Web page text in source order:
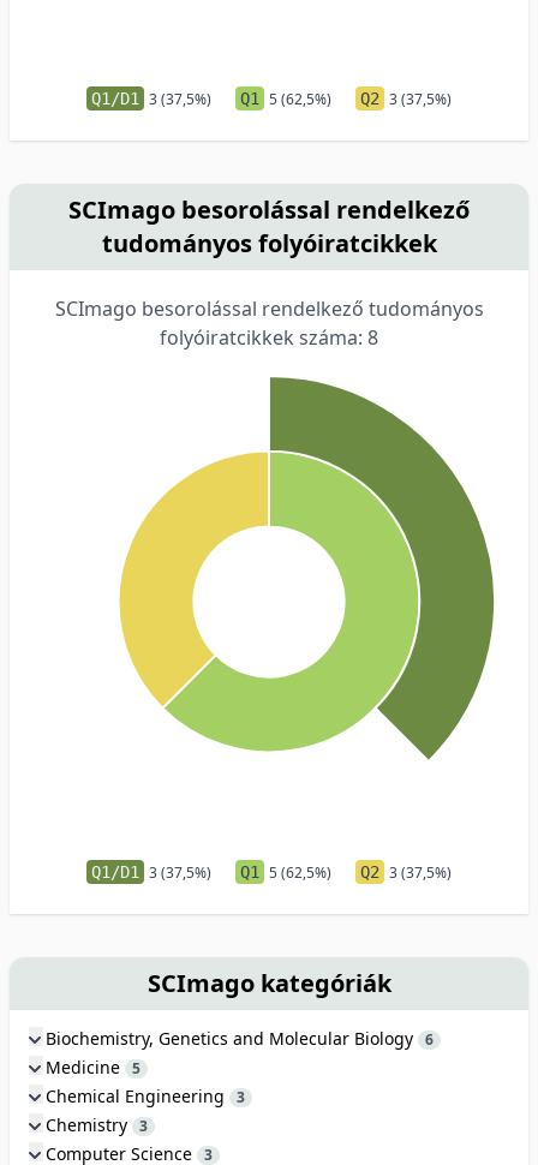
Q1/D1 3 (37,5%) Q1 5 (62,5%) Q2 3 (37,5%)
SCImago besorolással rendelkező
tudományos folyóiratcikkek
SCImago besorolással rendelkező tudományos
folyóiratcikkek száma: 8
Q1/D1 3 (37,5%) Q1 5 (62,5%) Q2 3 (37,5%)
SCImago kategóriák
Biochemistry, Genetics and Molecular Biology 6
Medicine 5
Chemical Engineering 3
Chemistry 3
Computer Science 3